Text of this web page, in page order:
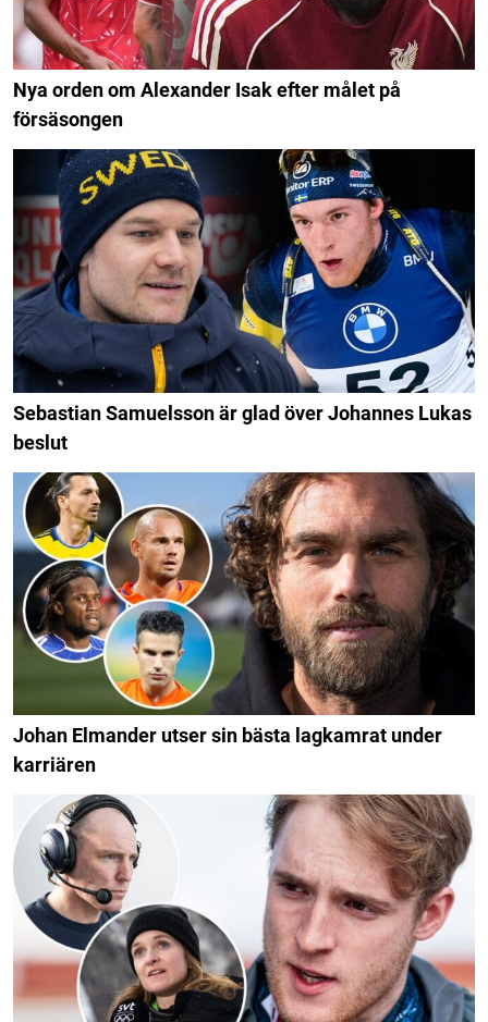
Nya orden om Alexander Isak efter målet på
försäsongen
Sebastian Samuelsson är glad över Johannes Lukas
beslut
Johan Elmander utser sin bästa lagkamrat under
karriären